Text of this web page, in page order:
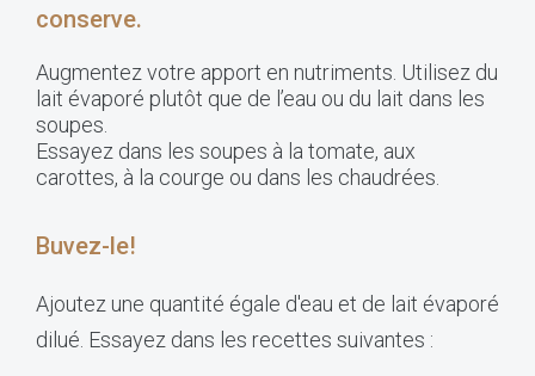
conserve.
Augmentez votre apport en nutriments. Utilisez du
lait évaporé plutôt que de l’eau ou du lait dans les
soupes.
Essayez dans les soupes à la tomate, aux
carottes, à la courge ou dans les chaudrées.
Buvez-le!
Ajoutez une quantité égale d'eau et de lait évaporé
dilué. Essayez dans les recettes suivantes :